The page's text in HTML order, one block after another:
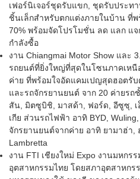
เฟอร์นิเจอร์ชุดรับแขก, ชุดรับประ
ชิ้นเล็กสำหรับตกแต่งภายในบ้าน ที่
70% พร้อมจัดโปรโมชั่น ลด แลก แ
กำลังซื้อ
งาน Chiangmai Motor Show และ
รถยนต์ที่ยิ่งใหญ่ที่สุดในโซนภาคเห
ค่าย ที่พร้อมใจอัดแคมเปญสุดฮอตรั
และรถจักรยานยนต์ จาก 20 ค่ายร
สัน, มิตซูบิชิ, มาสด้า, ฟอร์ด, อีซูซุ, เ
เกีย ส่วนรถไฟฟ้า อาทิ BYD,
จักรยานยนต์จากค่าย อาทิ ยามาฮ่า,
Lambretta
งาน FTI เชียงใหม่ Expo งานมหก
อุตสาหกรรมไทย โดยสภาอุตสาหกร